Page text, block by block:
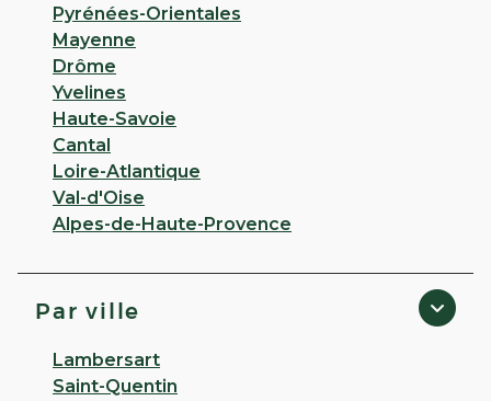
Pyrénées-Orientales
Mayenne
Drôme
Yvelines
Haute-Savoie
Cantal
Loire-Atlantique
Val-d'Oise
Alpes-de-Haute-Provence
Par ville
Lambersart
Saint-Quentin